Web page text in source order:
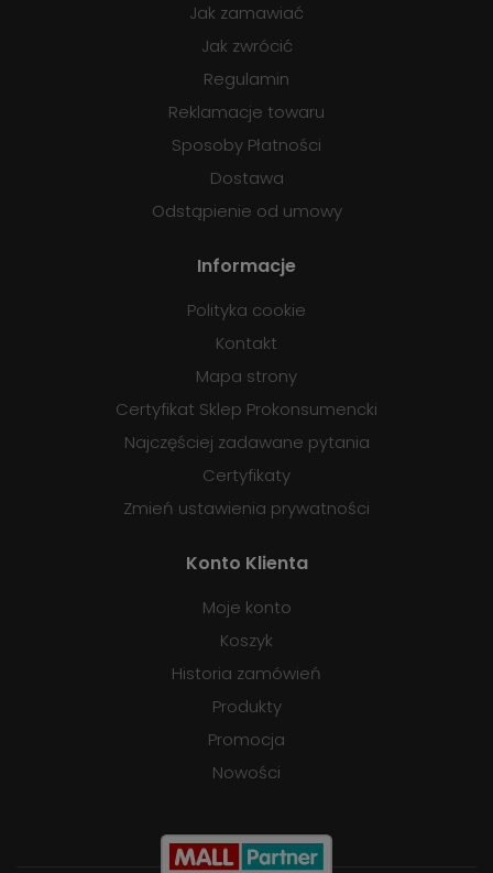
Jak zamawiać
Jak zwrócić
Regulamin
Reklamacje towaru
Sposoby Płatności
Dostawa
Odstąpienie od umowy
Informacje
Polityka cookie
Kontakt
Mapa strony
Certyfikat Sklep Prokonsumencki
Najczęściej zadawane pytania
Certyfikaty
Zmień ustawienia prywatności
Konto Klienta
Moje konto
Koszyk
Historia zamówień
Produkty
Promocja
Nowości